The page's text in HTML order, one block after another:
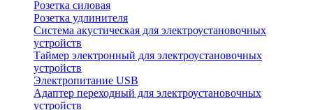
Розетка силовая
Розетка удлинителя
Система акустическая для электроустановочных
устройств
Таймер электронный для электроустановочных
устройств
Электропитание USB
Адаптер переходный для электроустановочных
устройств